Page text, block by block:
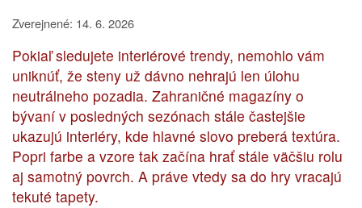
Zverejnené: 14. 6. 2026
Pokiaľ sledujete interiérové trendy, nemohlo vám
uniknúť, že steny už dávno nehrajú len úlohu
neutrálneho pozadia. Zahraničné magazíny o
bývaní v posledných sezónach stále častejšie
ukazujú interiéry, kde hlavné slovo preberá textúra.
Popri farbe a vzore tak začína hrať stále väčšiu rolu
aj samotný povrch. A práve vtedy sa do hry vracajú
tekuté tapety.